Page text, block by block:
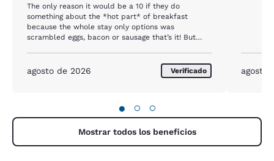
The only reason it would be a 10 if they do
something about the *hot part* of breakfast
because the whole stay only options was
scrambled eggs, bacon or sausage that’s it! But
attentive to my needs due to the fact I work over
nights and sleep during the day. She’s an example
hospitality from day one until I left.
agosto de 2026 Verificado agosto
● ○ ○
Mostrar todos los beneficios